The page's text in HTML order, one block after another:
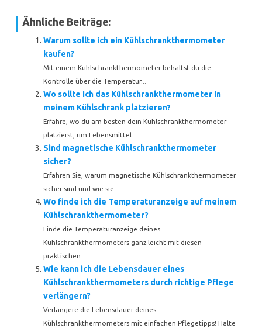
Ähnliche Beiträge:
Warum sollte ich ein Kühlschrankthermometer
kaufen?
Mit einem Kühlschrankthermometer behältst du die
Kontrolle über die Temperatur...
Wo sollte ich das Kühlschrankthermometer in
meinem Kühlschrank platzieren?
Erfahre, wo du am besten dein Kühlschrankthermometer
platzierst, um Lebensmittel...
Sind magnetische Kühlschrankthermometer
sicher?
Erfahren Sie, warum magnetische Kühlschrankthermometer
sicher sind und wie sie...
Wo finde ich die Temperaturanzeige auf meinem
Kühlschrankthermometer?
Finde die Temperaturanzeige deines
Kühlschrankthermometers ganz leicht mit diesen
praktischen...
Wie kann ich die Lebensdauer eines
Kühlschrankthermometers durch richtige Pflege
verlängern?
Verlängere die Lebensdauer deines
Kühlschrankthermometers mit einfachen Pflegetipps! Halte